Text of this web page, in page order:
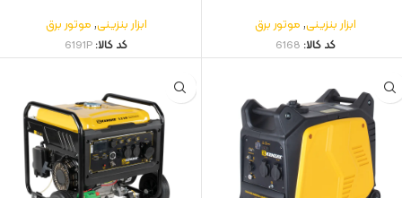
ابزار بنزینی,موتور برق
کد کالا: 6168
ابزار بنزینی,موتور برق
کد کالا: 6191P